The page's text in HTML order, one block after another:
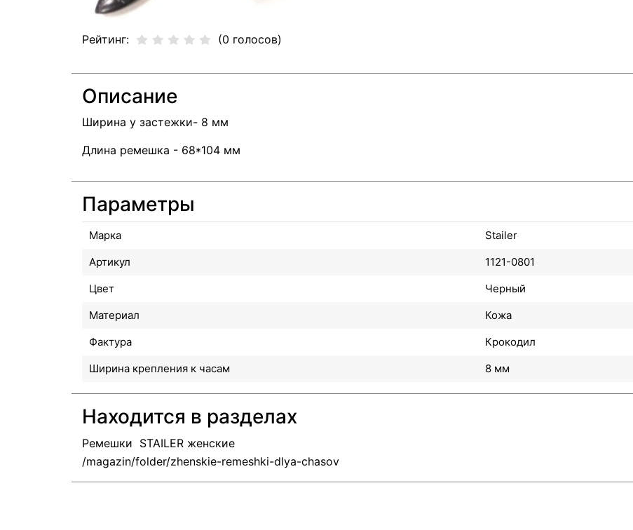
Рейтинг: (0 голосов)
Описание
Ширина у застежки- 8 мм
Длина ремешка - 68*104 мм
Параметры
Марка
Stailer
Артикул
1121-0801
Цвет
Черный
Материал
Кожа
Фактура
Крокодил
Ширина крепления к часам
8 мм
Находится в разделах
Ремешки  STAILER женские